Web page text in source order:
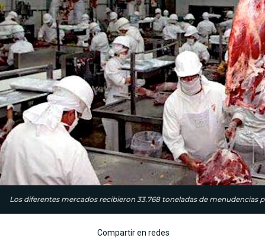
Los diferentes mercados recibieron 33.768 toneladas de menuden­cias
Compartir en redes